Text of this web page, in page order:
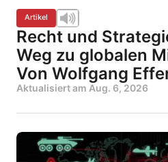
Artikel
Recht und
Weg zu globalen
Von Wolfgang
Aktualisiert am Aug. 6, 2026